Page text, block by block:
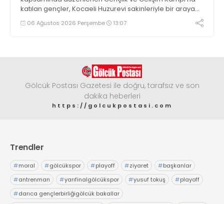
katılan gençler, Kocaeli Huzurevi sakinleriyle bir araya
geldi06 Ağustos 2026 Perşembe 13:07
Gölcük Postası Gazetesi ile doğru, tarafsız ve son
dakika heberleri
https://golcukpostasi.com
Trendler
#moral #gölcükspor #playoff #ziyaret #başkanlar
#antrenman #yarıfinalgölcükspor #yusuf tokuş #playoff
#darıca gençlerbirliğigölcük bakallar